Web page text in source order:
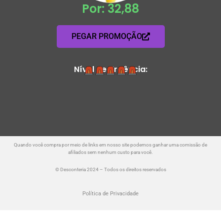
Por: 32,88
PEGAR PROMOÇÃO
Nível de Urgência:
Quando você compra por meio de links em nosso site podemos ganhar uma comissão de
afiliados sem nenhum custo para você.
© Desconteria 2024 – Todos os direitos reservados
Política de Privacidade